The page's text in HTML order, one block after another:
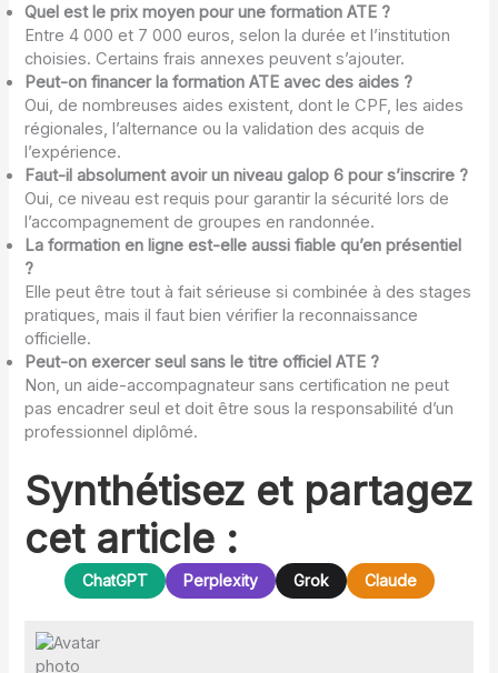
Quel est le prix moyen pour une formation ATE ?
Entre 4 000 et 7 000 euros, selon la durée et l’institution
choisies. Certains frais annexes peuvent s’ajouter.
Peut-on financer la formation ATE avec des aides ?
Oui, de nombreuses aides existent, dont le CPF, les aides
régionales, l’alternance ou la validation des acquis de
l’expérience.
Faut-il absolument avoir un niveau galop 6 pour s’inscrire ?
Oui, ce niveau est requis pour garantir la sécurité lors de
l’accompagnement de groupes en randonnée.
La formation en ligne est-elle aussi fiable qu’en présentiel
?
Elle peut être tout à fait sérieuse si combinée à des stages
pratiques, mais il faut bien vérifier la reconnaissance
officielle.
Peut-on exercer seul sans le titre officiel ATE ?
Non, un aide-accompagnateur sans certification ne peut
pas encadrer seul et doit être sous la responsabilité d’un
professionnel diplômé.
Synthétisez et partagez
cet article :
ChatGPT Perplexity Grok Claude